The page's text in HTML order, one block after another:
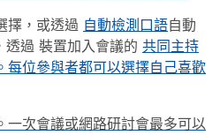
擇，或透過 自動檢測口語自動
過 裝置加入會議的 共同主持
每位參與者都可以選擇自己喜歡
一次會議或網路研討會最多可以